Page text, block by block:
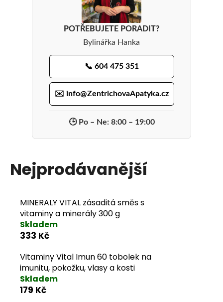
POTŘEBUJETE PORADIT?
Bylinářka Hanka
📞 604 475 351
✉️ info@ZentrichovaApatyka.cz
🕒 Po – Ne: 8:00 – 19:00
Nejprodávanější
MINERALY VITAL zásaditá směs s
vitaminy a minerály 300 g
Skladem
333 Kč
Vitaminy Vital Imun 60 tobolek na
imunitu, pokožku, vlasy a kosti
Skladem
179 Kč